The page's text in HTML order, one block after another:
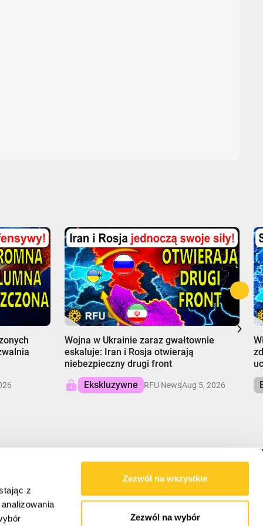
z
Zezwól na wszystkie
Zezwól na wybór
Wojna w Ukrainie zaraz gwałtownie
eskaluje: Iran i Rosja otwierają
niebezpieczny drugi front
Ekskluzywne
RFU NewsAug 5, 2026
RFU dostarcza zrównoważone spojrzenie na
sprawy globalne, rozwikłując złożoność, aby